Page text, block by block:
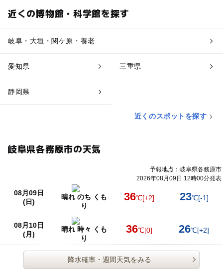
近くの博物館・科学館を探す
岐阜・大垣・関ケ原・養老
愛知県 三重県
静岡県
近くのスポットを探す
岐阜県各務原市の天気
予報地点：岐阜県各務原市
2026年08月09日 12時00分発表
08月09日
(日)
晴れ のち くも
り
36℃[+2] 23℃[-1]
08月10日
(月)
晴れ 時々 くも
り
36℃[0] 26℃[+2]
降水確率・週間天気をみる